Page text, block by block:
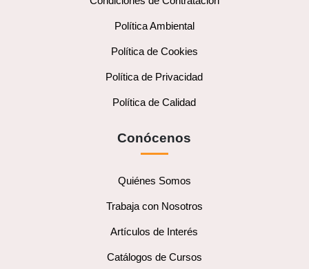
Política Ambiental
Política de Cookies
Política de Privacidad
Política de Calidad
Conócenos
Quiénes Somos
Trabaja con Nosotros
Artículos de Interés
Catálogos de Cursos